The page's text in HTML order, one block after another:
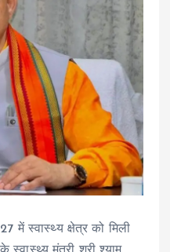
में स्वास्थ्य क्षेत्र को मिली